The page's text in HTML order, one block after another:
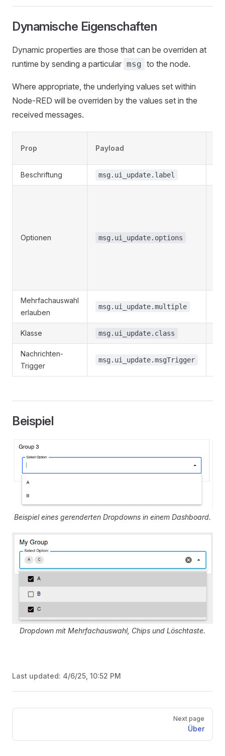
Dynamische Eigenschaften
Dynamic properties are those that can be overriden at
runtime by sending a particular msg to the node.
Where appropriate, the underlying values set within
Node-RED will be overriden by the values set in the
received messages.
Prop Payload
Beschriftung msg.ui_update.label
Optionen msg.ui_update.options
Mehrfachauswahl
erlauben
msg.ui_update.multiple
Klasse msg.ui_update.class
Nachrichten-
Trigger
msg.ui_update.msgTrigger
Beispiel
Beispiel eines gerenderten Dropdowns in einem Dashboard.
Dropdown mit Mehrfachauswahl, Chips und Löschtaste.
Last updated: 4/6/25, 10:52 PM
Pager
Next page
Über